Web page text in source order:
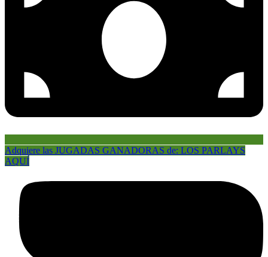
Adquiere las JUGADAS GANADORAS de: LOS PARLAYS
AQUÍ